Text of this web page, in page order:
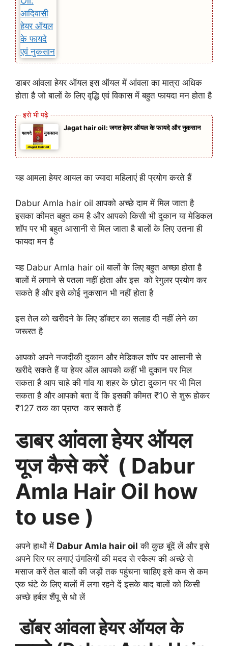
डाबर आंवला हेयर ऑयल इस ऑयल में आंवला का मात्रा अधिक
होता है जो बालों के लिए वृद्धि एवं विकास में बहुत फायदा मन होता है
Jagat hair oil: जगत हेयर ऑयल के फायदे और नुकसान
यह आमला हेयर आयल का ज्यादा महिलाएं ही प्रयोग करते हैं
Dabur Amla hair oil आपको अच्छे दाम में मिल जाता है
इसका कीमत बहुत कम है और आपको किसी भी दुकान या मेडिकल
शॉप पर भी बहुत आसानी से मिल जाता है बालों के लिए उतना ही
फायदा मन है
यह Dabur Amla hair oil बालों के लिए बहुत अच्छा होता है
बालों में लगाने से पतला नहीं होता और इस को रेगुलर प्रयोग कर
सकते हैं और इसे कोई नुकसान भी नहीं होता है
इस तेल को खरीदने के लिए डॉक्टर का सलाह दी नहीं लेने का
जरूरत है
आपको अपने नजदीकी दुकान और मेडिकल शॉप पर आसानी से
खरीदे सकते हैं या हेयर ऑल आपको कहीं भी दुकान पर मिल
सकता है आप चाहे की गांव या शहर के छोटा दुकान पर भी मिल
सकता है और आपको बता दें कि इसकी कीमत ₹10 से शुरू होकर
₹127 तक का प्राप्त कर सकते हैं
डाबर आंवला हेयर ऑयल
यूज कैसे करें ( Dabur
Amla Hair Oil how
to use )
अपने हाथों में Dabur Amla hair oil की कुछ बूंदें लें और इसे
अपने सिर पर लगाएं उंगलियों की मदद से स्कैल्प की अच्छे से
मसाज करें तेल बालों की जड़ों तक पहुंचना चाहिए इसे कम से कम
एक घंटे के लिए बालों में लगा रहने दें इसके बाद बालों को किसी
अच्छे हर्बल शैंपू से धो लें
डॉबर आंवला हेयर ऑयल के